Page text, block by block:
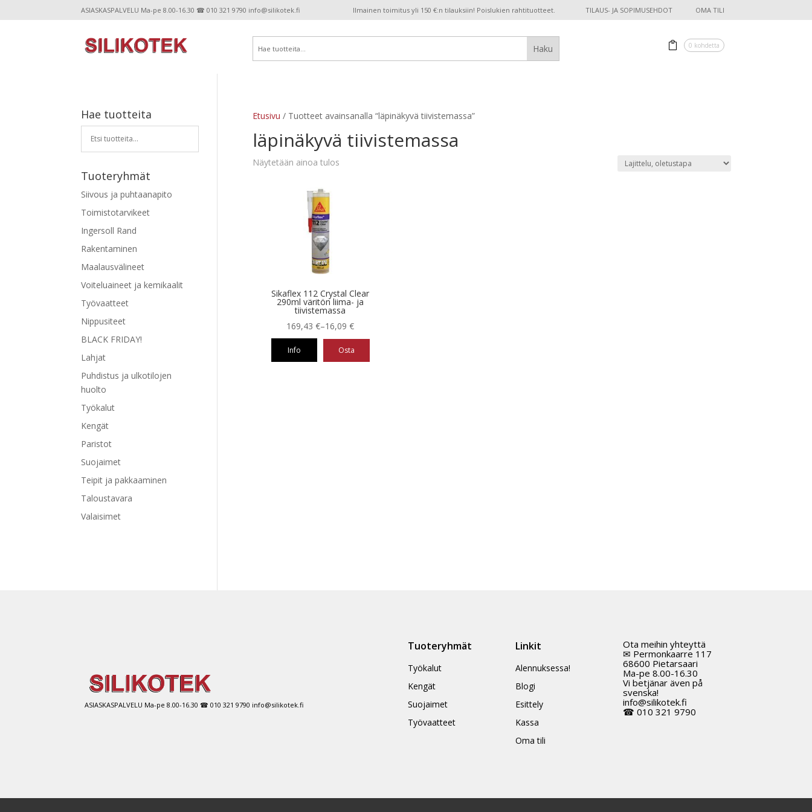
ASIASKASPALVELU Ma-pe 8.00-16.30 ☎ 010 321 9790 info@silikotek.fi Ilmainen toimitus yli 150 €:n tilauksiin! Poislukien rahtituotteet. TILAUS- JA SOPIMUSEHDOT OMA TILI
0 kohdetta
Etusivu / Tuotteet avainsanalla “läpinäkyvä tiivistemassa”
läpinäkyvä tiivistemassa
Näytetään ainoa tulos
Sikaflex 112 Crystal Clear
290ml väritön liima- ja
tiivistemassa
16,09€
–
169,43€Hintaluokka:
16,09 €
Info Osta
Hae tuotteita
Tuoteryhmät
Siivous ja puhtaanapito
Toimistotarvikeet
Ingersoll Rand
Rakentaminen
Maalausvälineet
Voiteluaineet ja kemikaalit
Työvaatteet
Nippusiteet
BLACK FRIDAY!
Lahjat
Puhdistus ja ulkotilojen
huolto
Työkalut
Kengät
Paristot
Suojaimet
Teipit ja pakkaaminen
Taloustavara
Valaisimet
ASIASKASPALVELU Ma-pe 8.00-16.30 ☎ 010 321 9790 info@silikotek.fi
Tuoteryhmät
Työkalut
Kengät
Suojaimet
Työvaatteet
Linkit
Alennuksessa!
Blogi
Esittely
Kassa
Oma tili
Ota meihin yhteyttä
✉ Permonkaarre 117
68600 Pietarsaari
Ma-pe 8.00-16.30
Vi betjänar även på
svenska!
info@silikotek.fi
☎ 010 321 9790